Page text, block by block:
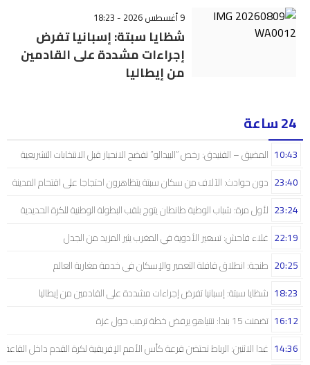
9 أغسطس 2026 - 18:23
شظايا سبتة: إسبانيا تفرض
إجراءات مشددة على القادمين
من إيطاليا
24 ساعة
المضيق – الفنيدق: رخص “البيدالو” تفضح الانحياز قبل الانتخابات التشريعية 10:43
دون حوادث: الآلاف من سكان سبتة يتظاهرون احتجاجا على اقتحام المدينة 23:40
لأول مرة: شباب الوطية طانطان يتوج بلقب البطولة الوطنية للكرة الحديدية 23:24
غلاء فاحش: تسعير الأدوية في المغرب يثير المزيد من الجدل 22:19
طنجة: انطلاق قافلة التعمير والإسكان في خدمة مغاربة العالم 20:25
شظايا سبتة: إسبانيا تفرض إجراءات مشددة على القادمين من إيطاليا 18:23
تضمنت 15 بندا: نتنياهو يرفض خطة ترمب حول غزة 16:12
غدا الاثنين: الرباط تحتضن قرعة كأس الأمم الإفريقية لكرة القدم داخل القاعة 14:36